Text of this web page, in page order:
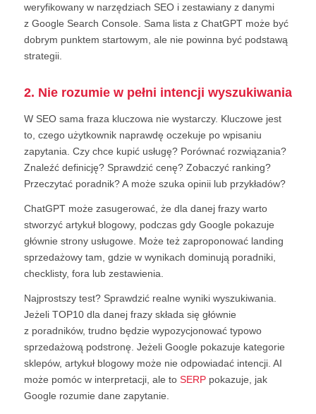
weryfikowany w narzędziach SEO i zestawiany z danymi
z Google Search Console. Sama lista z ChatGPT może być
dobrym punktem startowym, ale nie powinna być podstawą
strategii.
2. Nie rozumie w pełni intencji wyszukiwania
W SEO sama fraza kluczowa nie wystarczy. Kluczowe jest
to, czego użytkownik naprawdę oczekuje po wpisaniu
zapytania. Czy chce kupić usługę? Porównać rozwiązania?
Znaleźć definicję? Sprawdzić cenę? Zobaczyć ranking?
Przeczytać poradnik? A może szuka opinii lub przykładów?
ChatGPT może zasugerować, że dla danej frazy warto
stworzyć artykuł blogowy, podczas gdy Google pokazuje
głównie strony usługowe. Może też zaproponować landing
sprzedażowy tam, gdzie w wynikach dominują poradniki,
checklisty, fora lub zestawienia.
Najprostszy test? Sprawdzić realne wyniki wyszukiwania.
Jeżeli TOP10 dla danej frazy składa się głównie
z poradników, trudno będzie wypozycjonować typowo
sprzedażową podstronę. Jeżeli Google pokazuje kategorie
sklepów, artykuł blogowy może nie odpowiadać intencji. AI
może pomóc w interpretacji, ale to SERPpokazuje, jak
Google rozumie dane zapytanie.